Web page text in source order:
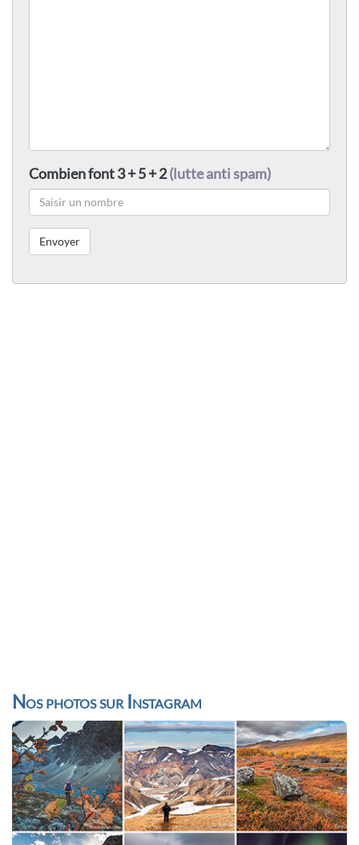
Combien font 3 + 5 + 2(lutte anti spam)
Nos photos sur Instagram